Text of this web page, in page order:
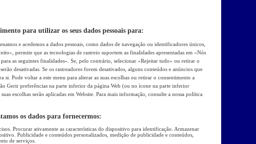
para utilizar os seus dados pessoais para:
e acedemos a dados pessoais, como dados de navegação ou identificadores únicos,
permite que as tecnologias de rastreio suportem as finalidades apresentadas em «Nós
para as seguintes finalidades». Se, pelo contrário, selecionar «Rejeitar tudo» ou retirar o
desativadas. Se os rastreadores forem desativados, alguns conteúdos e anúncios que
si. Pode voltar a este menu para alterar as suas escolhas ou retirar o consentimento a
Gerir preferências na parte inferior da página Web (ou no ícone na parte inferior
escolhas serão aplicadas em Website. Para mais informação, consulte a nossa política
os dados para fornecermos:
Procurar ativamente as características do dispositivo para identificação. Armazenar
Publicidade e conteúdos personalizados, medição de publicidade e conteúdos,
de serviços.